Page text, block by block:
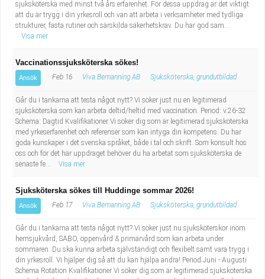
sjuksköterska med minst två års erfarenhet. För dessa uppdrag är det viktigt
att du är trygg i din yrkesroll och van att arbeta i verksamheter med tydliga
strukturer, fasta rutiner och särskilda säkerhetskrav. Du har god sam...
Visa mer
Vaccinationssjuksköterska sökes!
Ansök Feb 16 Viva Bemanning AB Sjuksköterska, grundutbildad
Går du i tankarna att testa något nytt? Vi söker just nu en legitimerad
sjuksköterska som kan arbeta deltid/heltid med vaccination. Period: v.26-32
Schema: Dagtid Kvalifikationer Vi söker dig som är legitimerad sjuksköterska
med yrkeserfarenhet och referenser som kan intyga din kompetens. Du har
goda kunskaper i det svenska språket, både i tal och skrift. Som konsult hos
oss och för det här uppdraget behöver du ha arbetat som sjuksköterska de
senaste fe...
Visa mer
Sjuksköterska sökes till Huddinge sommar 2026!
Ansök Feb 17 Viva Bemanning AB Sjuksköterska, grundutbildad
Går du i tankarna att testa något nytt? Vi söker just nu sjuksköterskor inom
hemsjukvård, SÄBO, öppenvård & primärvård som kan arbeta under
sommaren. Du ska kunna arbeta självständigt och flexibelt samt vara trygg i
din yrkesroll. Vi hjälper dig så att du kan hjälpa andra! Period Juni - Augusti
Schema Rotation Kvalifikationer Vi söker dig som är legitimerad sjuksköterska